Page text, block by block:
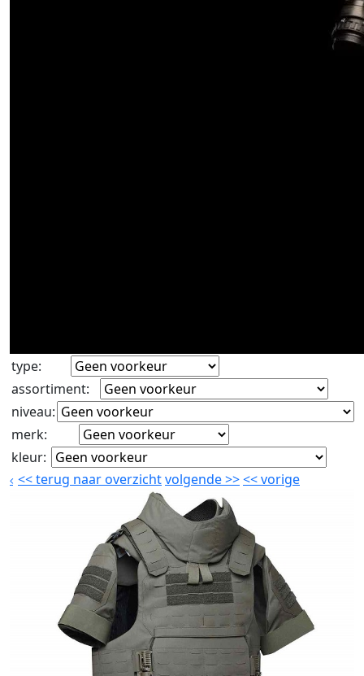
type:
assortiment:
niveau:
merk:
kleur:
<<terug naar overzichtvolgende>><<vorige